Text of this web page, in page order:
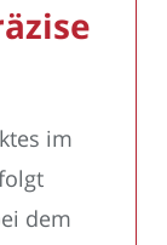
im
dem